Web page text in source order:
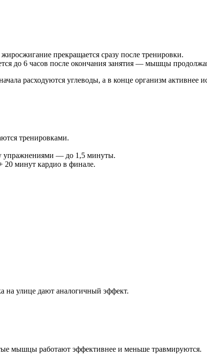
прекращается сразу после тренировки.
до 6 часов после окончания занятия — мышцы
расходуются углеводы, а в конце организм активнее
тренировками.
упражнениями — до 1,5 минуты.
20 минут кардио в финале.
на улице дают аналогичный эффект.
мышцы работают эффективнее и меньше травмируются.